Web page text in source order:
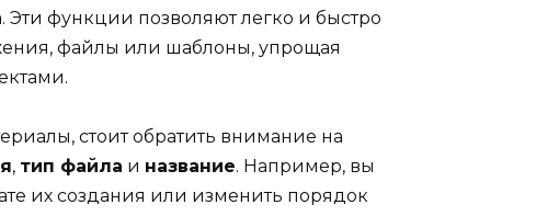
функции позволяют легко и быстро
файлы или шаблоны, упрощая
стоит обратить внимание на
, тип файла и название. Например, вы
их создания или изменить порядок